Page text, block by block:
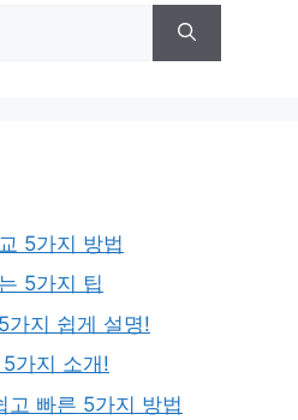
5가지 방법
5가지 팁
가지 쉽게 설명!
가지 소개!
고 빠른 5가지 방법